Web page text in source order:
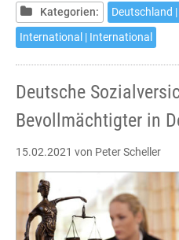
Kategorien:
Deutschland
International | International
Deutsche
Bevollmächtigter in
15.02.2021 von Peter Scheller